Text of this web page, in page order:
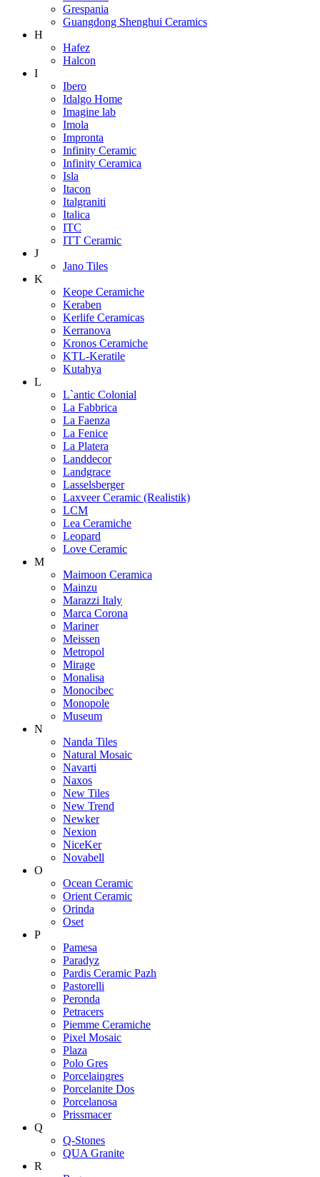
Grespania
Guangdong Shenghui Ceramics
H
Hafez
Halcon
I
Ibero
Idalgo Home
Imagine lab
Imola
Impronta
Infinity Ceramic
Infinity Ceramica
Isla
Itacon
Italgraniti
Italica
ITC
ITT Ceramic
J
Jano Tiles
K
Keope Ceramiche
Keraben
Kerlife Ceramicas
Kerranova
Kronos Ceramiche
KTL-Keratile
Kutahya
L
L`antic Colonial
La Fabbrica
La Faenza
La Fenice
La Platera
Landdecor
Landgrace
Lasselsberger
Laxveer Ceramic (Realistik)
LCM
Lea Ceramiche
Leopard
Love Ceramic
M
Maimoon Ceramica
Mainzu
Marazzi Italy
Marca Corona
Mariner
Meissen
Metropol
Mirage
Monalisa
Monocibec
Monopole
Museum
N
Nanda Tiles
Natural Mosaic
Navarti
Naxos
New Tiles
New Trend
Newker
Nexion
NiceKer
Novabell
O
Ocean Ceramic
Orient Ceramic
Orinda
Oset
P
Pamesa
Paradyz
Pardis Ceramic Pazh
Pastorelli
Peronda
Petracers
Piemme Ceramiche
Pixel Mosaic
Plaza
Polo Gres
Porcelaingres
Porcelanite Dos
Porcelanosa
Prissmacer
Q
Q-Stones
QUA Granite
R